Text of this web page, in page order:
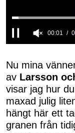
of
50
seconds
00:02
Nu mina
av Larsson
visar jag hur
maxad julig
hängt här ett
granen från